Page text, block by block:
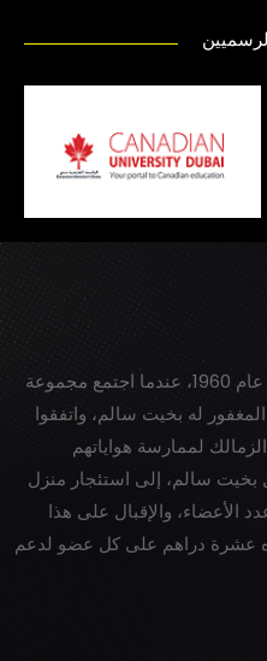
يعود تاريخ تأسيس نادي الوصل إلى عام 1960، عندما اجتمع مجموعة
له بخيت سالم، واتفقوا
لممارسة هواياتهم
بخيت سالم، إلى استئجار منزل
الأعضاء، والإقبال على هذا
عشرة دراهم على كل عضو لدعم